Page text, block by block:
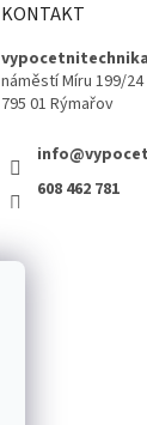
KONTAKT
náměstí Míru 199/24
795 01 Rýmařov
608 462 781